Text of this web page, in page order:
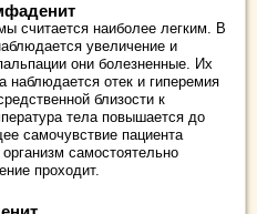
считается наиболее легким. В
увеличение и
они болезненные. Их
наблюдается отек и гиперемия
близости к
тела повышается до
самочувствие пациента
самостоятельно
проходит.